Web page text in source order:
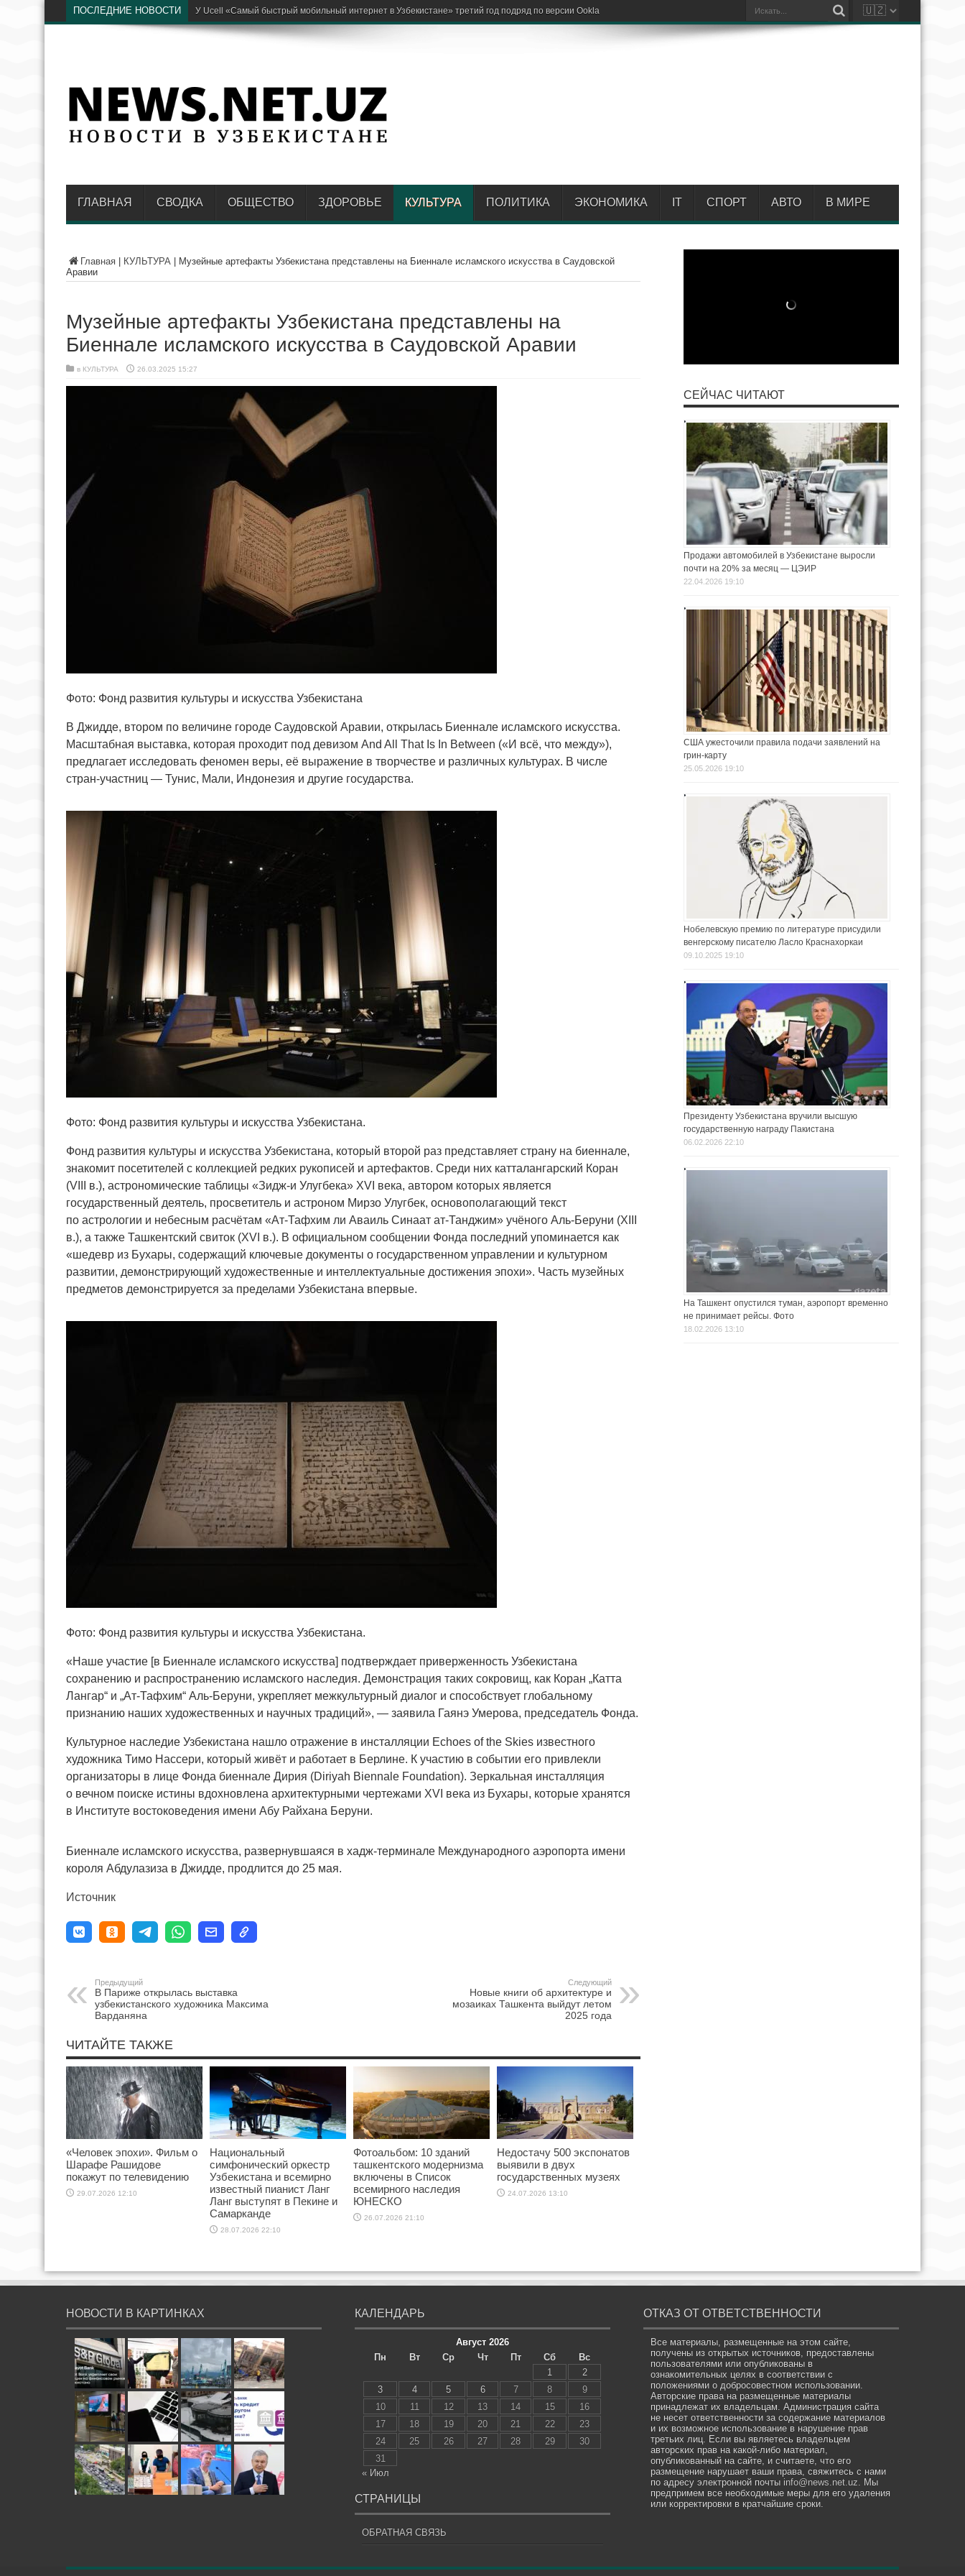
ПОСЛЕДНИЕ НОВОСТИ Глава районног
ГЛАВНАЯ СВОДКА ОБЩЕСТВО ЗДОРОВЬЕ КУЛЬТУРА ПОЛИТИКА ЭКОНОМИКА IT СПОРТ АВТО В МИРЕ
Главная КУЛЬТУРА
Музейные артефакты Узбекистана представлены на Биеннале исламского искусства в Саудовской
Аравии
Музейные артефакты Узбекистана представлены на
Биеннале исламского искусства в Саудовской Аравии
в КУЛЬТУРА 26.03.2025 15:27
Фото: Фонд развития культуры и искусства Узбекистана
В Джидде, втором по величине городе Саудовской Аравии, открылась Биеннале исламского искусства.
Масштабная выставка, которая проходит под девизом And All That Is In Between («И всё, что между»),
предлагает исследовать феномен веры, её выражение в творчестве и различных культурах. В числе
стран-участниц — Тунис, Мали, Индонезия и другие государства.
Фото: Фонд развития культуры и искусства Узбекистана.
Фонд развития культуры и искусства Узбекистана, который второй раз представляет страну на биеннале,
знакомит посетителей с коллекцией редких рукописей и артефактов. Среди них катталангарский Коран
(VIII в.), астрономические таблицы «Зидж-и Улугбека» XVI века, автором которых является
государственный деятель, просветитель и астроном Мирзо Улугбек, основополагающий текст
по астрологии и небесным расчётам «Ат-Тафхим ли Аваиль Синаат ат-Танджим» учёного Аль-Беруни (XIII
в.), а также Ташкентский свиток (XVI в.). В официальном сообщении Фонда последний упоминается как
«шедевр из Бухары, содержащий ключевые документы о государственном управлении и культурном
развитии, демонстрирующий художественные и интеллектуальные достижения эпохи». Часть музейных
предметов демонстрируется за пределами Узбекистана впервые.
Фото: Фонд развития культуры и искусства Узбекистана.
«Наше участие [в Биеннале исламского искусства] подтверждает приверженность Узбекистана
сохранению и распространению исламского наследия. Демонстрация таких сокровищ, как Коран „Катта
Лангар“ и „Ат-Тафхим“ Аль-Беруни, укрепляет межкультурный диалог и способствует глобальному
признанию наших художественных и научных традиций», — заявила Гаянэ Умерова, председатель Фонда.
Культурное наследие Узбекистана нашло отражение в инсталляции Echoes of the Skies известного
художника Тимо Нассери, который живёт и работает в Берлине. К участию в событии его привлекли
организаторы в лице Фонда биеннале Дирия (Diriyah Biennale Foundation). Зеркальная инсталляция
о вечном поиске истины вдохновлена архитектурными чертежами XVI века из Бухары, которые хранятся
в Институте востоковедения имени Абу Райхана Беруни.
Биеннале исламского искусства, развернувшаяся в хадж-терминале Международного аэропорта имени
короля Абдулазиза в Джидде, продлится до 25 мая.
Источник
Предыдущий
В Париже открылась выставка
узбекистанского художника Максима
Варданяна
Следующий
Новые книги об архитектуре и
мозаиках Ташкента выйдут летом
2025 года
ЧИТАЙТЕ ТАКЖЕ
«Человек эпохи». Фильм о
Шарафе Рашидове
покажут по телевидению
29.07.2026 12:10
Национальный
симфонический оркестр
Узбекистана и всемирно
известный пианист Ланг
Ланг выступят в Пекине и
Самарканде
28.07.2026 22:10
Фотоальбом: 10 зданий
ташкентского модернизма
включены в Список
всемирного наследия
ЮНЕСКО
26.07.2026 21:10
Недостачу 500 экспонатов
выявили в двух
государственных музеях
24.07.2026 13:10
СЕЙЧАС ЧИТАЮТ
Продажи автомобилей в Узбекистане выросли
почти на 20% за месяц — ЦЭИР
22.04.2026 19:10
США ужесточили правила подачи заявлений на
грин-карту
25.05.2026 19:10
Нобелевскую премию по литературе присудили
венгерскому писателю Ласло Краснахоркаи
09.10.2025 19:10
Президенту Узбекистана вручили высшую
государственную награду Пакистана
06.02.2026 22:10
На Ташкент опустился туман, аэропорт временно
не принимает рейсы. Фото
18.02.2026 13:10
НОВОСТИ В КАРТИНКАХ КАЛЕНДАРЬ
Август 2026
Пн
Вт Ср Чт Пт Сб
Вс
1
2
3
4 5 6 7 8
9
10
11 12 13 14 15
16
17
18 19 20 21 22
23
24
25 26 27 28 29
30
31
« Июл
СТРАНИЦЫ
ОБРАТНАЯ СВЯЗЬ
ОТКАЗ ОТ ОТВЕТСТВЕННОСТИ
Все материалы, размещенные на этом сайте,
получены из открытых источников, предоставлены
пользователями или опубликованы в
ознакомительных целях в соответствии с
положениями о добросовестном использовании.
Авторские права на размещенные материалы
принадлежат их владельцам. Администрация сайта
не несет ответственности за содержание материалов
и их возможное использование в нарушение прав
третьих лиц. Если вы являетесь владельцем
авторских прав на какой-либо материал,
опубликованный на сайте, и считаете, что его
размещение нарушает ваши права, свяжитесь с нами
по адресу электронной почты info@news.net.uz . Мы
предпримем все необходимые меры для его удаления
или корректировки в кратчайшие сроки.